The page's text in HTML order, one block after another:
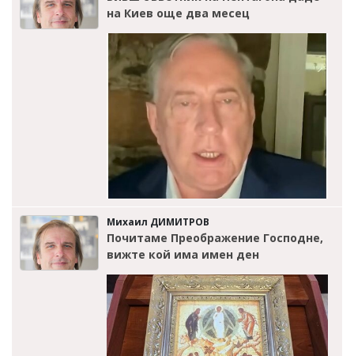
на Киев още два месец
Михаил ДИМИТРОВ
Почитаме Преображение Господне,
вижте кой има имен ден